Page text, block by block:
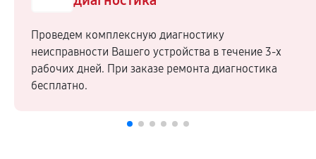
Проведем комплексную диагностику
неисправности Вашего устройства в течение 3-х
рабочих дней. При заказе ремонта диагностика
бесплатно.